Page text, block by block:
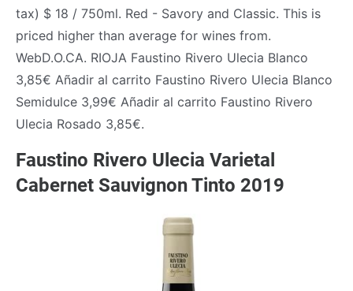
tax) $ 18 / 750ml. Red - Savory and Classic. This is
priced higher than average for wines from.
WebD.O.CA. RIOJA Faustino Rivero Ulecia Blanco
3,85€ Añadir al carrito Faustino Rivero Ulecia Blanco
Semidulce 3,99€ Añadir al carrito Faustino Rivero
Ulecia Rosado 3,85€.
Faustino Rivero Ulecia Varietal
Cabernet Sauvignon Tinto 2019